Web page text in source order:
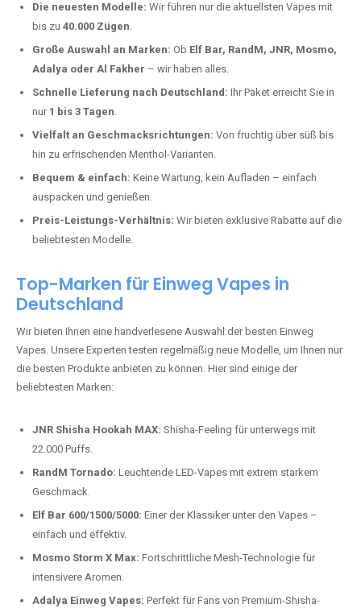
Die neuesten Modelle: Wir führen nur die aktuellsten Vapes mit
bis zu 40.000 Zügen.
Große Auswahl an Marken: Ob Elf Bar, RandM, JNR, Mosmo,
Adalya oder Al Fakher – wir haben alles.
Schnelle Lieferung nach Deutschland: Ihr Paket erreicht Sie in
nur 1 bis 3 Tagen.
Vielfalt an Geschmacksrichtungen: Von fruchtig über süß bis
hin zu erfrischenden Menthol-Varianten.
Bequem & einfach: Keine Wartung, kein Aufladen – einfach
auspacken und genießen.
Preis-Leistungs-Verhältnis: Wir bieten exklusive Rabatte auf die
beliebtesten Modelle.
Top-Marken für Einweg Vapes in
Deutschland
Wir bieten Ihnen eine handverlesene Auswahl der besten Einweg
Vapes. Unsere Experten testen regelmäßig neue Modelle, um Ihnen nur
die besten Produkte anbieten zu können. Hier sind einige der
beliebtesten Marken:
JNR Shisha Hookah MAX: Shisha-Feeling für unterwegs mit
22.000 Puffs.
RandM Tornado: Leuchtende LED-Vapes mit extrem starkem
Geschmack.
Elf Bar 600/1500/5000: Einer der Klassiker unter den Vapes –
einfach und effektiv.
Mosmo Storm X Max: Fortschrittliche Mesh-Technologie für
intensivere Aromen.
Adalya Einweg Vapes: Perfekt für Fans von Premium-Shisha-